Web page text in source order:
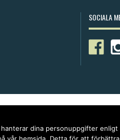
SOCIALA
dina personuppgifter enligt